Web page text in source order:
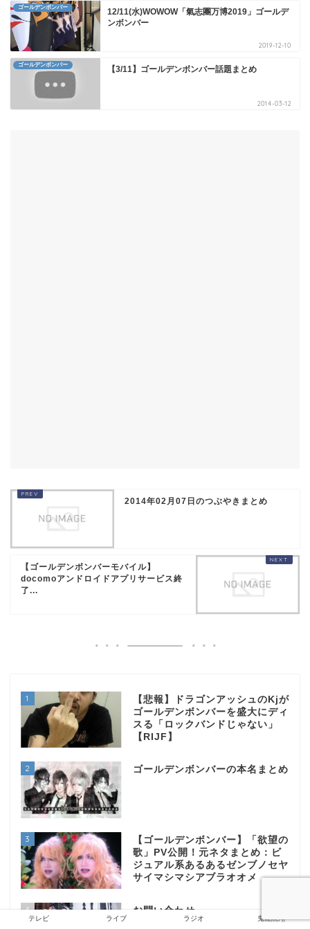
ゴールデンボンバー
12/11(水)WOWOW「氣志團万博2019」ゴールデ
ンボンバー
2019-12-10
ゴールデンボンバー 【3/11】ゴールデンボンバー話題まとめ
2014-03-12
2014年02月07日のつぶやきまとめ
【ゴールデンボンバーモバイル】
docomoアンドロイドアプリサービス終
了...
1
【悲報】ドラゴンアッシュのKjが
ゴールデンボンバーを盛大にディ
スる「ロックバンドじゃない」
【RIJF】
2 ゴールデンボンバーの本名まとめ
3
【ゴールデンボンバー】「欲望の
歌」PV公開！元ネタまとめ：ビ
ジュアル系あるあるゼンブノセヤ
サイマシマシアブラオオメ
4 お問い合わせ
テレビ ライブ ラジオ 鬼龍院翔